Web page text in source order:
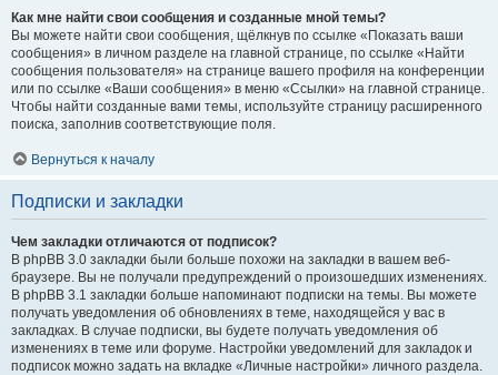
Как мне найти свои сообщения и созданные мной темы?
Вы можете найти свои сообщения, щёлкнув по ссылке «Показать ваши
сообщения» в личном разделе на главной странице, по ссылке «Найти
сообщения пользователя» на странице вашего профиля на конференции
или по ссылке «Ваши сообщения» в меню «Ссылки» на главной странице.
Чтобы найти созданные вами темы, используйте страницу расширенного
поиска, заполнив соответствующие поля.
Вернуться к началу
Подписки и закладки
Чем закладки отличаются от подписок?
В phpBB 3.0 закладки были больше похожи на закладки в вашем веб-
браузере. Вы не получали предупреждений о произошедших изменениях.
В phpBB 3.1 закладки больше напоминают подписки на темы. Вы можете
получать уведомления об обновлениях в теме, находящейся у вас в
закладках. В случае подписки, вы будете получать уведомления об
изменениях в теме или форуме. Настройки уведомлений для закладок и
подписок можно задать на вкладке «Личные настройки» личного раздела.